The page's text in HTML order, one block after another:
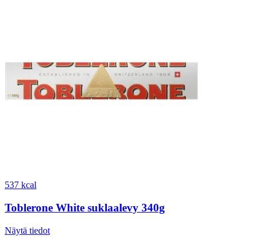
537 kcal
Toblerone White suklaalevy 340g
Näytä tiedot